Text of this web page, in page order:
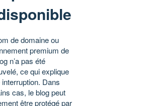
de domaine ou
premium de
n’a pas été
ce qui explique
Dans
cas, le blog peut
être protégé par